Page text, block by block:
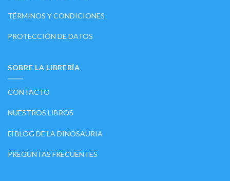
TÉRMINOS Y CONDICIONES
PROTECCIÓN DE DATOS
SOBRE LA LIBRERÍA
CONTACTO
NUESTROS LIBROS
El BLOG DE LA DINOSAURIA
PREGUNTAS FRECUENTES